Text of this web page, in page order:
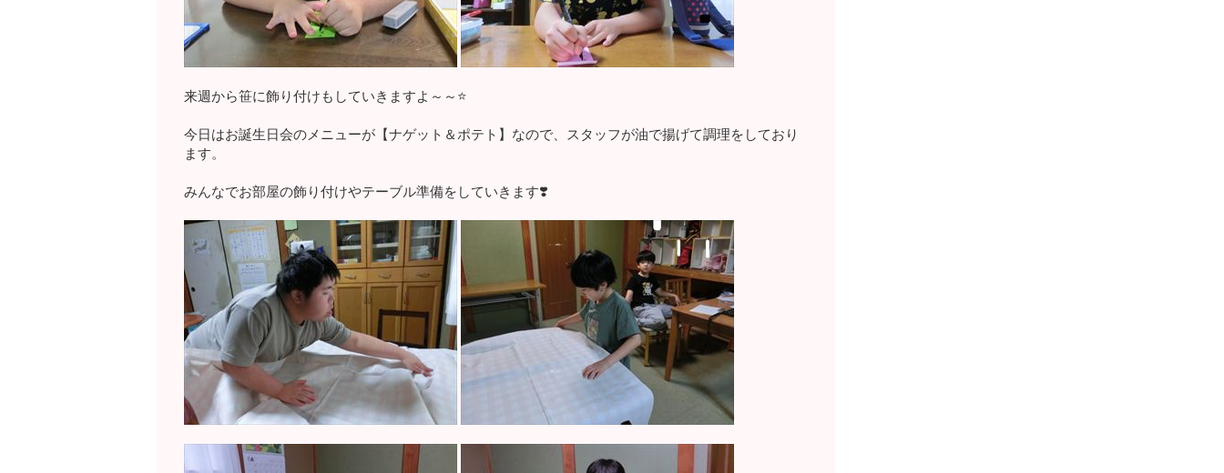
来週から笹に飾り付けもしていきますよ～～⭐
今日はお誕生日会のメニューが【ナゲット＆ポテト】なので、スタッフが油で揚げて調理をしており
ます。
みんなでお部屋の飾り付けやテーブル準備をしていきます❣️